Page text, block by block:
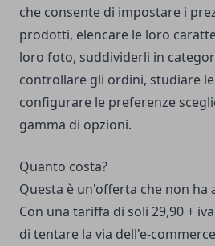
che consente di impostare i
prodotti, elencare le loro
loro foto, suddividerli in
controllare gli ordini, studiare
configurare le preferenze
gamma di opzioni.
Quanto costa?
Questa è un'offerta che non ha
Con una tariffa di soli 29,90 +
di tentare la via dell'e-